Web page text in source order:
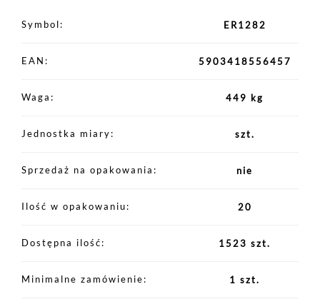
Symbol ER1282
EAN 5903418556457
Waga 449 kg
Jednostka miary szt.
Sprzedaż na opakowania nie
Ilość w opakowaniu 20
Dostępna ilość 1523 szt.
Minimalne zamówienie 1 szt.